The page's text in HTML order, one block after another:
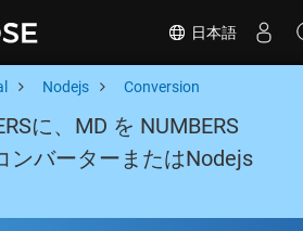
日本語
Nodejs Conversion
に、MD を NUMBERS
ンバーターまたはNodejs